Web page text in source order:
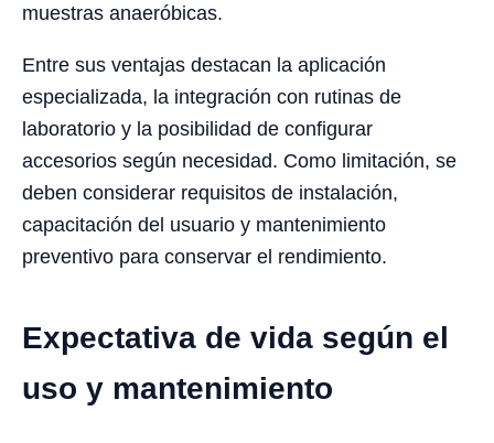
muestras anaeróbicas.
Entre sus ventajas destacan la aplicación
especializada, la integración con rutinas de
laboratorio y la posibilidad de configurar
accesorios según necesidad. Como limitación, se
deben considerar requisitos de instalación,
capacitación del usuario y mantenimiento
preventivo para conservar el rendimiento.
Expectativa de vida según el
uso y mantenimiento